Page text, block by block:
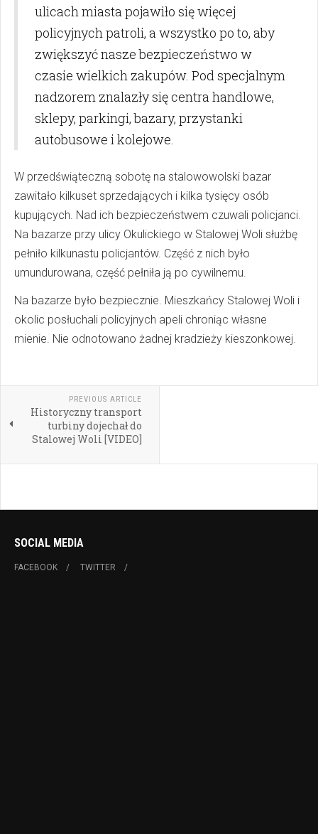
ulicach miasta pojawiło się więcej
policyjnych patroli, a wszystko po to, aby
zwiększyć nasze bezpieczeństwo w
czasie wielkich zakupów. Pod specjalnym
nadzorem znalazły się centra handlowe,
sklepy, parkingi, bazary, przystanki
autobusowe i kolejowe.
W przedświąteczną sobotę na stalowowolski bazar
zawitało kilkuset sprzedających i kilka tysięcy osób
kupujących. Nad ich bezpieczeństwem czuwali policjanci.
Na bazarze przy ulicy Okulickiego w Stalowej Woli służbę
pełniło kilkunastu policjantów. Część z nich było
umundurowana, część pełniła ją po cywilnemu.
Na bazarze było bezpiecznie. Mieszkańcy Stalowej Woli i
okolic posłuchali policyjnych apeli chroniąc własne
mienie. Nie odnotowano żadnej kradzieży kieszonkowej.
PREVIOUS ARTICLE
Historyczny transport
turbiny dojechał do
Stalowej Woli [VIDEO]
SOCIAL MEDIA
FACEBOOK TWITTER